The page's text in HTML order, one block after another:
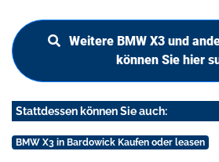
Weitere BMW X3 und
können Sie hier
Stattdessen können Sie auch:
BMW X3 in Bardowick Kaufen oder leasen